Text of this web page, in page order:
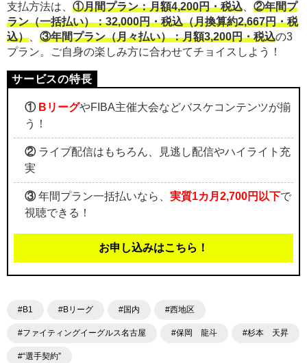
支払方法は、 ①月間プラン：月額4,200円・税込、 ②年間プ
ラン（一括払い）：32,000円・税込（月換算約2,667円・税
込）、 ③年間プラン（月々払い）：月額3,200円・税込の3
プラン。ご自身の楽しみ方に合わせてチョイスしよう！
① BリーグやFIBA主催大会などバスケコンテンツが揃
う！
②ライブ配信はもちろん、見逃し配信やハイライト充
実
③年間プラン一括払いなら、 実質1カ月2,700円以下で
視聴できる！
お申し込みはこちら！
#B1 #Bリーグ #国内 #西地区
#ファイティングイーグルス名古屋 #保岡 龍斗 #杉本 天昇
#“選手契約”